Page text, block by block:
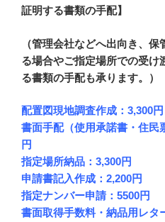
証明する書類の手配】
（管理会社などへ出向き、
る場合やご指定場所での受け
る書類の手配も承ります。）
配置図現地調査作成：3,300円
書面手配（使用承諾書・住民
円
指定場所納品：3,300円
申請書記入作成：2,200円
指定ナンバー申請：5500円
書面取得手数料・納品用レタ